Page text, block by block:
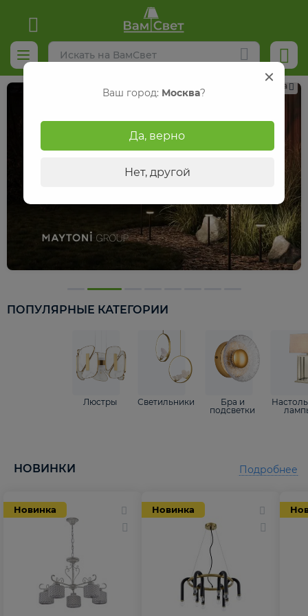
Реклама
ПОПУЛЯРНЫЕ КАТЕГОРИИ
Люстры Светильники
Бра и
подсветки
НОВИНКИ
Новинка Новинка
Подробнее
Ваш город: Москва?
Да, верно
Нет, другой